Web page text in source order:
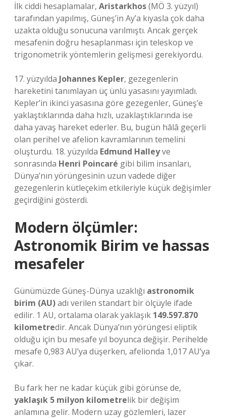
İlk ciddi hesaplamalar, Aristarkhos(MÖ 3. yüzyıl)
tarafından yapılmış, Güneş’in Ay’a kıyasla çok daha
uzakta olduğu sonucuna varılmıştı. Ancak gerçek
mesafenin doğru hesaplanması için teleskop ve
trigonometrik yöntemlerin gelişmesi gerekiyordu.
17. yüzyılda Johannes Kepler, gezegenlerin
hareketini tanımlayan üç ünlü yasasını yayımladı.
Kepler’in ikinci yasasına göre gezegenler, Güneş’e
yaklaştıklarında daha hızlı, uzaklaştıklarında ise
daha yavaş hareket ederler. Bu, bugün hâlâ geçerli
olan perihel ve afelion kavramlarının temelini
oluşturdu. 18. yüzyılda Edmund Halleyve
sonrasında Henri Poincaré gibi bilim insanları,
Dünya’nın yörüngesinin uzun vadede diğer
gezegenlerin kütleçekim etkileriyle küçük değişimler
geçirdiğini gösterdi.
Modern ölçümler:
Astronomik Birim ve hassas
mesafeler
Günümüzde Güneş-Dünya uzaklığı astronomik
birim (AU)adı verilen standart bir ölçüyle ifade
edilir. 1 AU, ortalama olarak yaklaşık 149.597.870
kilometredir. Ancak Dünya’nın yörüngesi eliptik
olduğu için bu mesafe yıl boyunca değişir. Perihelde
mesafe 0,983 AU’ya düşerken, afelionda 1,017 AU’ya
çıkar.
Bu fark her ne kadar küçük gibi görünse de,
yaklaşık 5 milyon kilometrelik bir değişim
anlamına gelir. Modern uzay gözlemleri, lazer